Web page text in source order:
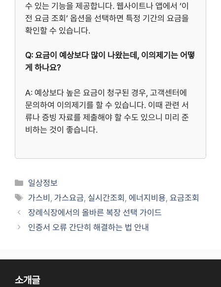
수 있는 기능을 제공합니다. 웹사이트나 앱에서 ‘이
전 요금 조회’ 옵션을 선택하면 특정 기간의 요금을
확인할 수 있습니다.
Q: 요금이 예상보다 많이 나왔는데, 이의제기는 어떻
게 하나요?
A: 예상보다 높은 요금이 청구된 경우, 고객센터에
문의하여 이의제기를 할 수 있습니다. 이때 관련 서
류나 증빙 자료를 제출해야 할 수도 있으니 미리 준
비하는 것이 좋습니다.
Categories
일상정보
Tags
가스비 , 가스요금, 실시간조회 ,에너지비용,요금조회
장례식장에서의 올바른 복장 선택 가이드
인증서 오류 간단히 해결하는 법 안내
소개글